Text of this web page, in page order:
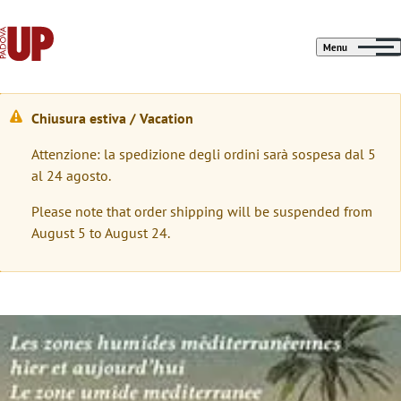
Menu
W
a
r
n
i
g
m
e
Chiusura estiva / Vacation
Attenzione: la spedizione degli ordini sarà sospesa dal 5
al 24 agosto.
Please note that order shipping will be suspended from
August 5 to August 24.